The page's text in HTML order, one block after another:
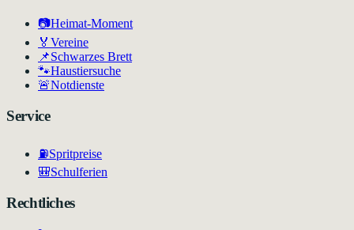
📷Heimat-Moment
🏅 Vereine
📌Schwarzes Brett
🐾Haustiersuche
🚨Notdienste
Service
⛽Spritpreise
🎒Schulferien
Rechtliches